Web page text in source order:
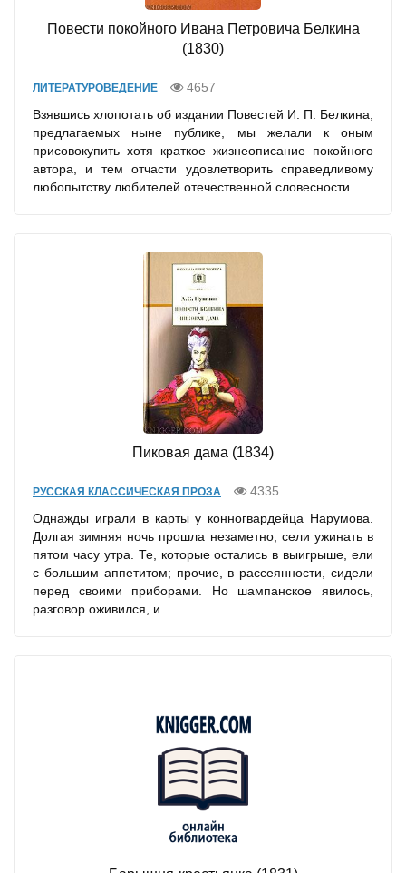
Повести покойного Ивана Петровича Белкина
(1830)
ЛИТЕРАТУРОВЕДЕНИЕ
4657
Взявшись хлопотать об издании Повестей И. П. Белкина,
предлагаемых ныне публике, мы желали к оным
присовокупить хотя краткое жизнеописание покойного
автора, и тем отчасти удовлетворить справедливому
любопытству любителей отечественной словесности......
Пиковая дама (1834)
РУССКАЯ КЛАССИЧЕСКАЯ ПРОЗА
4335
Однажды играли в карты у конногвардейца Нарумова.
Долгая зимняя ночь прошла незаметно; сели ужинать в
пятом часу утра. Те, которые остались в выигрыше, ели
с большим аппетитом; прочие, в рассеянности, сидели
перед своими приборами. Но шампанское явилось,
разговор оживился, и...